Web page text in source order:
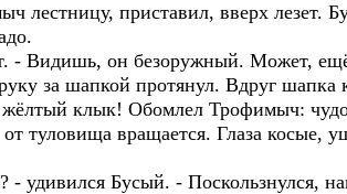
лестницу, приставил, вверх лезет.
Видишь, он безоружный. Может, ещё
за шапкой протянул. Вдруг шапка
клык! Обомлел Трофимыч:
туловища вращается. Глаза косые,
Бусый. - Поскользнулся,